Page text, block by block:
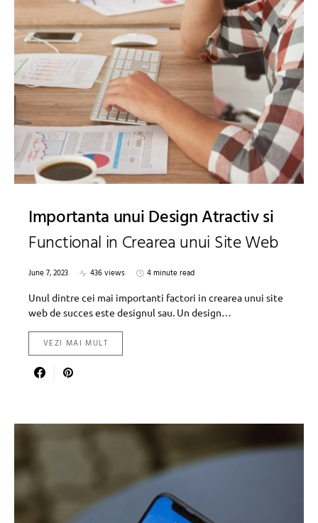
Importanta unui Design Atractiv si
Functional in Crearea unui Site Web
June 7, 2023 436 views
4 minute read
Unul dintre cei mai importanti factori in crearea unui site
web de succes este designul sau. Un design…
VEZI MAI MULT